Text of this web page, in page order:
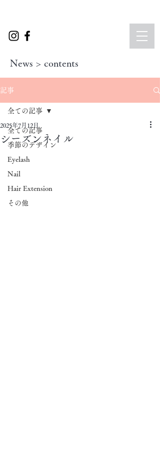
News > contents
記事
全ての記事
季節のデザイン
Eyelash
Nail
Hair Extension
その他
全ての記事
シーズンネイル
2025年7月12日